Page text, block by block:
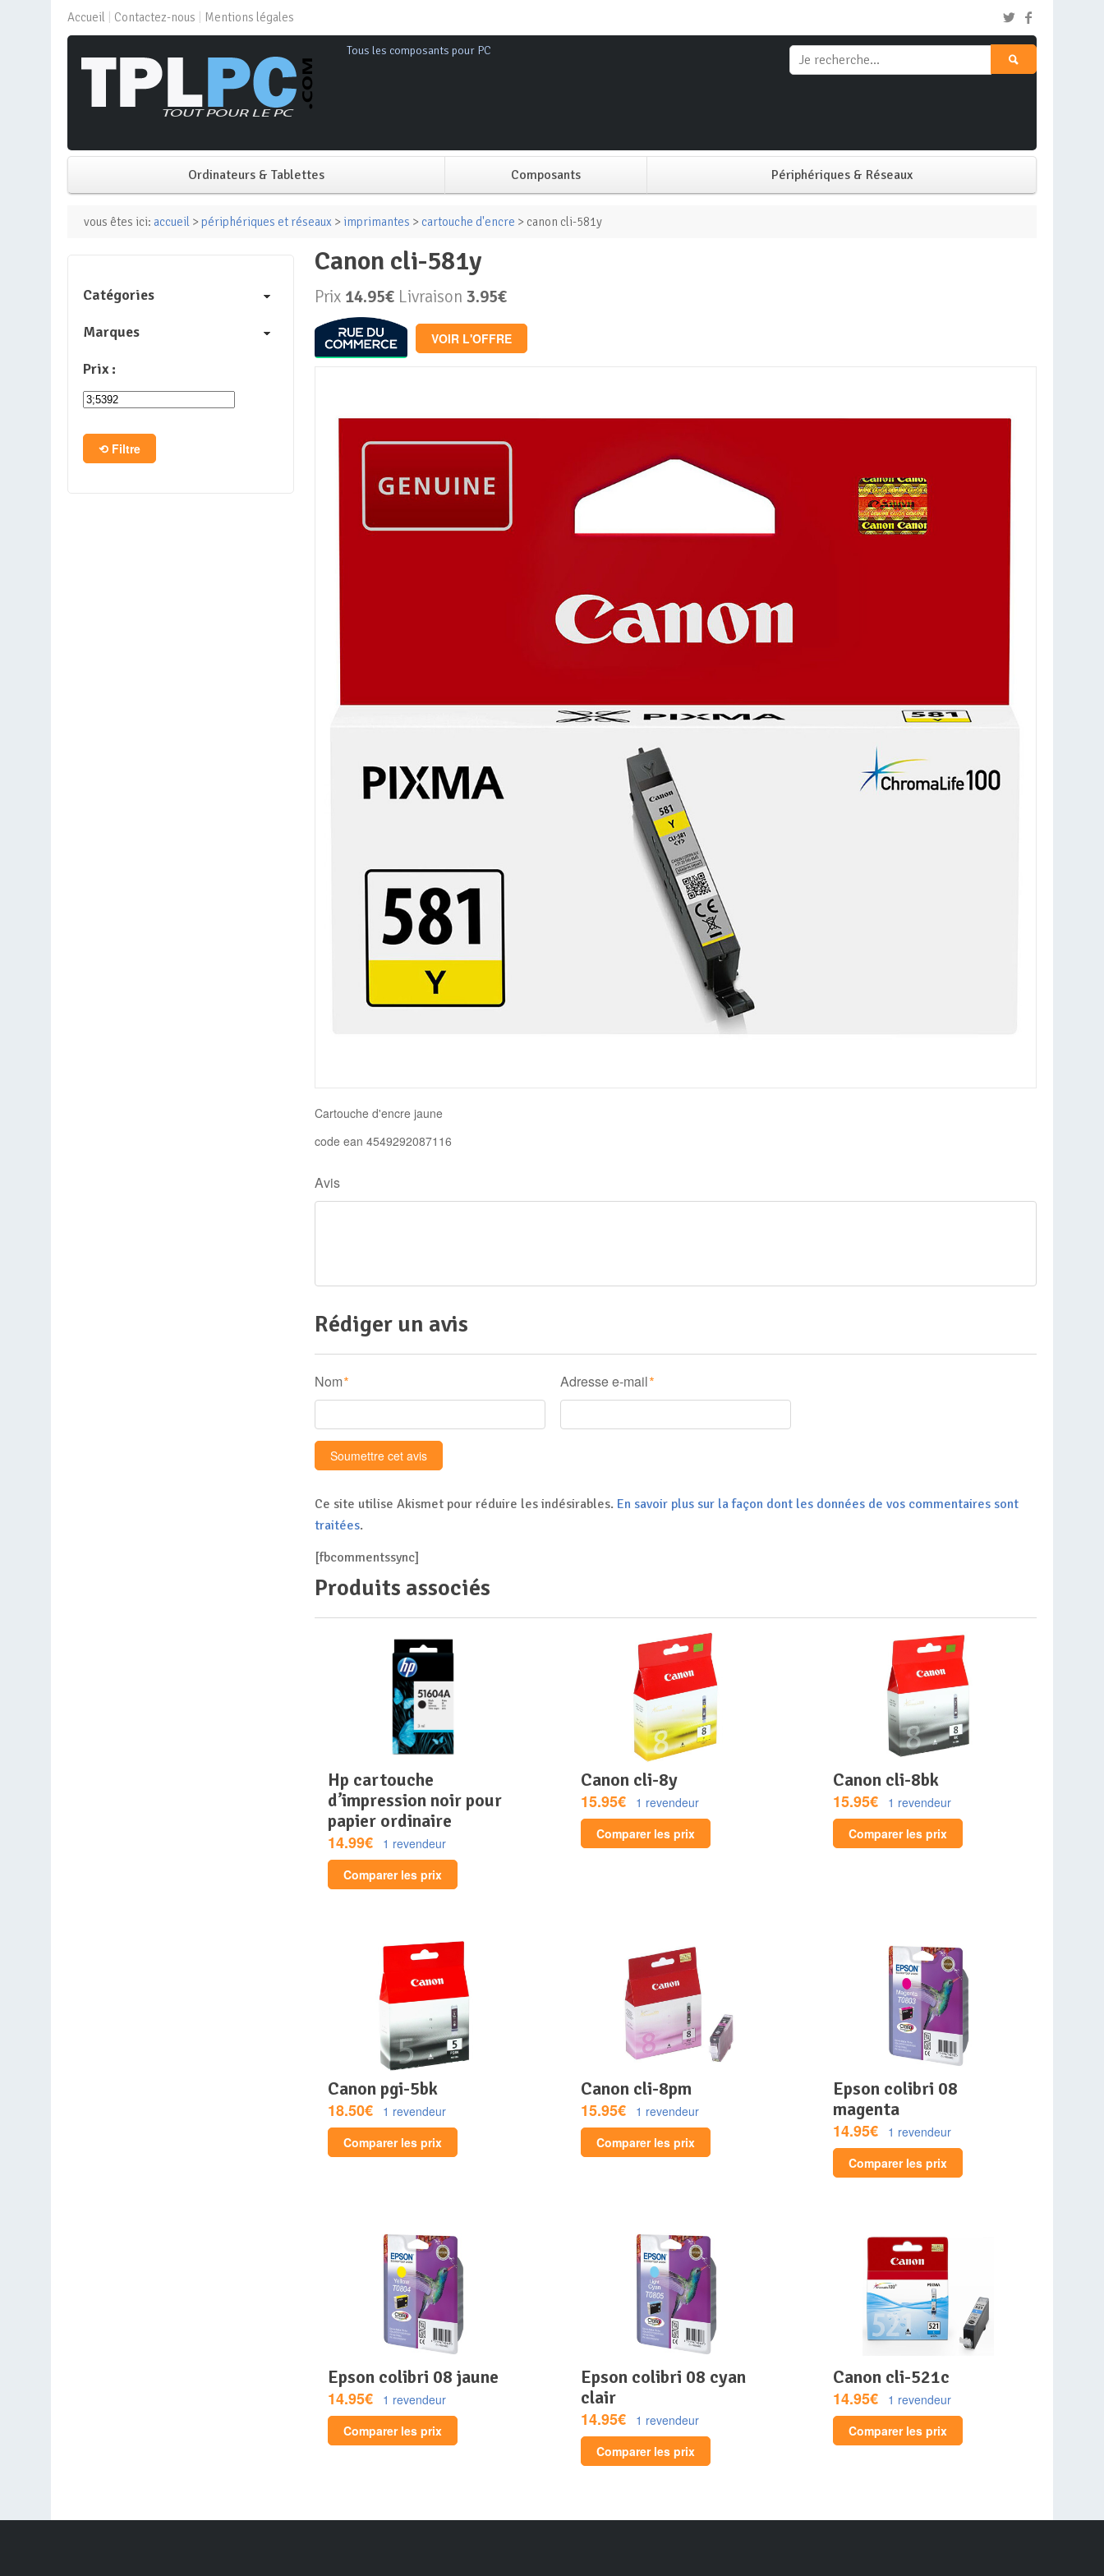
Accueil Contactez-nous Mentions légales
Tous les composants pour PC
Ordinateurs & Tablettes
PC de bureau
Mini PC
PC Tout-en-un
Tablettes
Composants
Alimentation PC
Boitier PC
Carte graphique
Carte mère
Mémoire Notebook
Périphériques & Réseaux
vous êtes ici: accueil > périphériques et réseaux > imprimantes > cartouche d'encre > canon cli-581y
canon cli-581y
Prix 14.95€ Livraison3.95€
VOIR L'OFFRE
Cartouche d'encre jaune
code ean 4549292087116
Avis
Rédiger un avis
Nom * Adresse e-mail *
Ce site utilise Akismet pour réduire les indésirables. En savoir plus sur la façon dont les données de vos commentaires sont
traitées.
[fbcommentssync]
Produits associés
hp cartouche
d’impression noir pour
papier ordinaire
14.99€
1 revendeur
Comparer les prix
canon cli-8y
15.95€
1 revendeur
Comparer les prix
canon cli-8bk
15.95€
1 revendeur
Comparer les prix
canon pgi-5bk
18.50€
1 revendeur
Comparer les prix
canon cli-8pm
15.95€
1 revendeur
Comparer les prix
epson colibri 08
magenta
14.95€
1 revendeur
Comparer les prix
epson colibri 08 jaune
14.95€
1 revendeur
Comparer les prix
epson colibri 08 cyan
clair
14.95€
1 revendeur
Comparer les prix
canon cli-521c
14.95€
1 revendeur
Comparer les prix
Catégories
Marques
Prix :
Filtre